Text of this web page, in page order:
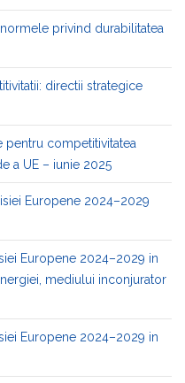
privind durabilitatea
directii strategice
pentru competitivitatea
a UE – iunie 2025
Europene 2024–2029
Europene 2024–2029 in
mediului inconjurator
Europene 2024–2029 in